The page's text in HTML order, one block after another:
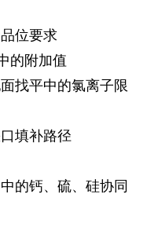
位要求
的附加值
找平中的氯离子限
填补路径
的钙、硫、硅协同